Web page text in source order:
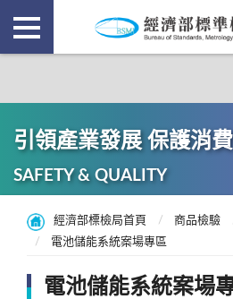
引領產業發展 保護消
SAFETY & QUALITY
經濟部標檢局首頁 商品檢驗
電池儲能系統案場專區
電池儲能系統案場